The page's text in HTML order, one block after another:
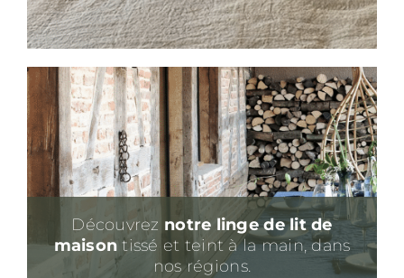
Découvrez notre linge de lit de
maisontissé et teint à la main, dans
nos régions.